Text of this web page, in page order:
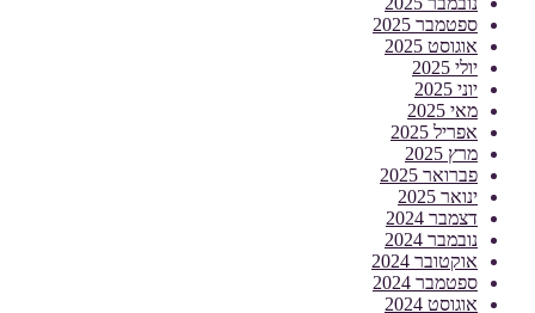
ספטמבר 2025
אוגוסט 2025
יולי 2025
יוני 2025
מאי 2025
אפריל 2025
מרץ 2025
פברואר 2025
ינואר 2025
דצמבר 2024
נובמבר 2024
אוקטובר 2024
ספטמבר 2024
אוגוסט 2024